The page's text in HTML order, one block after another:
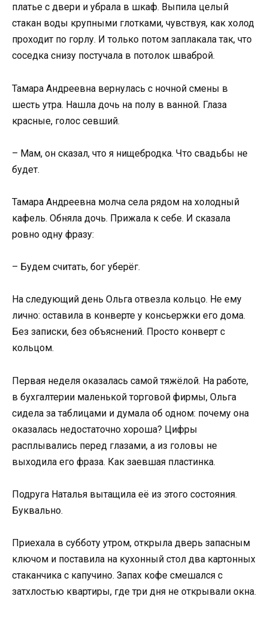
платье с двери и убрала в шкаф. Выпила целый
стакан воды крупными глотками, чувствуя, как холод
проходит по горлу. И только потом заплакала так, что
соседка снизу постучала в потолок шваброй.
Тамара Андреевна вернулась с ночной смены в
шесть утра. Нашла дочь на полу в ванной. Глаза
красные, голос севший.
– Мам, он сказал, что я нищебродка. Что свадьбы не
будет.
Тамара Андреевна молча села рядом на холодный
кафель. Обняла дочь. Прижала к себе. И сказала
ровно одну фразу:
– Будем считать, бог уберёг.
На следующий день Ольга отвезла кольцо. Не ему
лично: оставила в конверте у консьержки его дома.
Без записки, без объяснений. Просто конверт с
кольцом.
Первая неделя оказалась самой тяжёлой. На работе,
в бухгалтерии маленькой торговой фирмы, Ольга
сидела за таблицами и думала об одном: почему она
оказалась недостаточно хороша? Цифры
расплывались перед глазами, а из головы не
выходила его фраза. Как заевшая пластинка.
Подруга Наталья вытащила её из этого состояния.
Буквально.
Приехала в субботу утром, открыла дверь запасным
ключом и поставила на кухонный стол два картонных
стаканчика с капучино. Запах кофе смешался с
затхлостью квартиры, где три дня не открывали окна.